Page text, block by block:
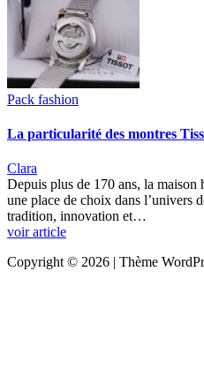
Pack fashion
La particularité des montres
Clara
Depuis plus de 170 ans, la maison
une place de choix dans l’univers
tradition, innovation et…
voir article
Copyright © 2026 | Thème